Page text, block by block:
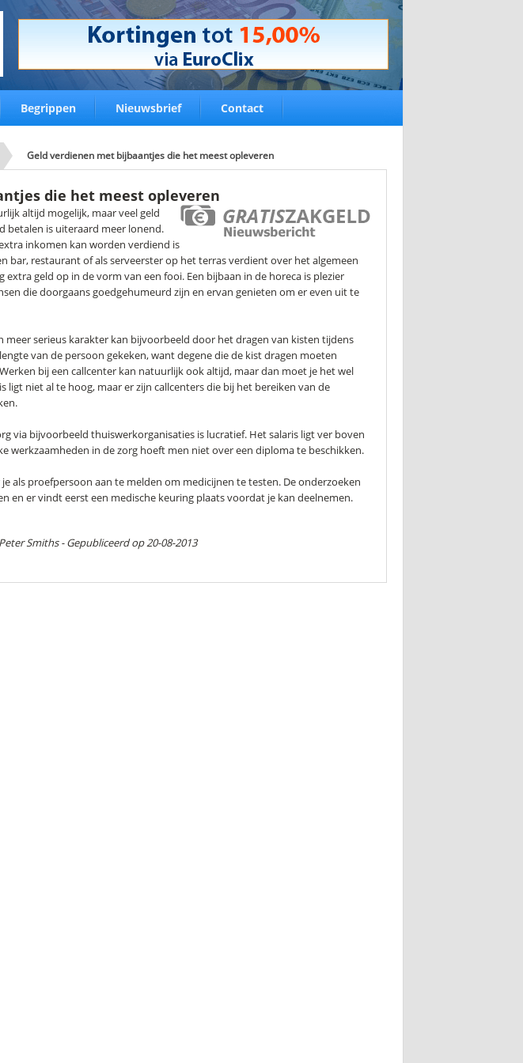
Begrippen Nieuwsbrief Contact
Geld verdienen met bijbaantjes die het meest opleveren
die het meest opleveren
altijd mogelijk, maar veel geld
betalen is uiteraard meer lonend.
inkomen kan worden verdiend is
bar, restaurant of als serveerster op het terras verdient over het algemeen
geld op in de vorm van een fooi. Een bijbaan in de horeca is plezier
die doorgaans goedgehumeurd zijn en ervan genieten om er even uit te
meer serieus karakter kan bijvoorbeeld door het dragen van kisten tijdens
van de persoon gekeken, want degene die de kist dragen moeten
bij een callcenter kan natuurlijk ook altijd, maar dan moet je het wel
ligt niet al te hoog, maar er zijn callcenters die bij het bereiken van de
via bijvoorbeeld thuiswerkorganisaties is lucratief. Het salaris ligt ver boven
werkzaamheden in de zorg hoeft men niet over een diploma te beschikken.
als proefpersoon aan te melden om medicijnen te testen. De onderzoeken
en er vindt eerst een medische keuring plaats voordat je kan deelnemen.
Peter Smiths- Gepubliceerd op 20-08-2013